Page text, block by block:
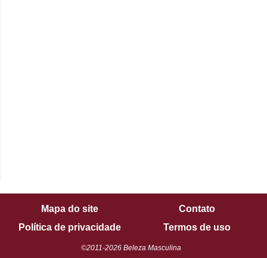
Mapa do site
Contato
Política de privacidade
Termos de uso
©2011-2026 Beleza Masculina